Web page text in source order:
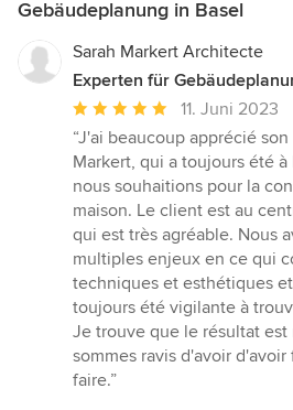
Gebäudeplanung in Basel
Sarah Markert Architecte
Experten für
Durchschnittliche
Bewertung:
5
von
5
Sternen
11. Juni 2023
“J'ai beaucoup apprécié
Markert, qui a toujours été
nous souhaitions pour la
maison. Le client est au
qui est très agréable. Nous
multiples enjeux en ce qui
techniques et esthétiques
toujours été vigilante à
Je trouve que le résultat
sommes ravis d'avoir
faire.”